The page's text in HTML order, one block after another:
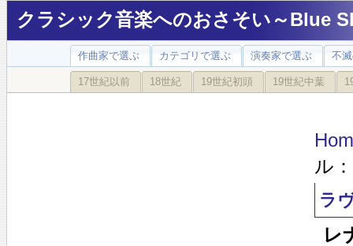
クラシック音楽へのおさそい～Blue
作曲家で選ぶ カテゴリで選ぶ 演奏家で選ぶ 不
17世紀以前 18世紀 19世紀初頭 19世紀中葉
ル
ラ
レ